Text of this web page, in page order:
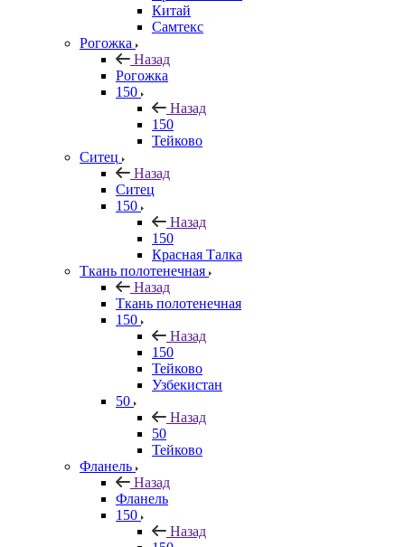
Китай
Самтекс
Рогожка
Назад
Рогожка
150
Назад
150
Тейково
Ситец
Назад
Ситец
150
Назад
150
Красная Талка
Ткань полотенечная
Назад
Ткань полотенечная
150
Назад
150
Тейково
Узбекистан
50
Назад
50
Тейково
Фланель
Назад
Фланель
150
Назад